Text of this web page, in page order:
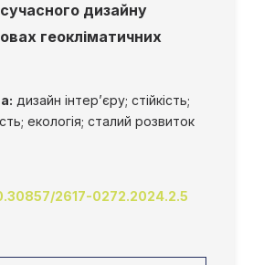
дизайну
геокліматичних
дизайн інтер’єру; стійкість;
екологія; сталий розвиток
2617-0272.2024.2.5